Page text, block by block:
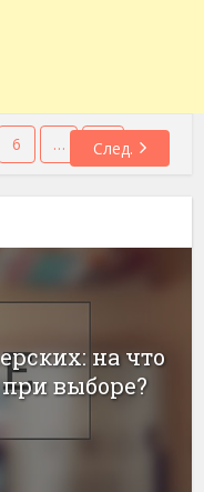
6 … 11
След.
на что
выборе?